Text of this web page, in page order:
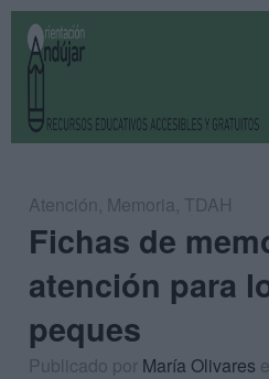
Atención, Memoria, TDAH
Fichas de
atención para
peques
Publicado por María Olivares